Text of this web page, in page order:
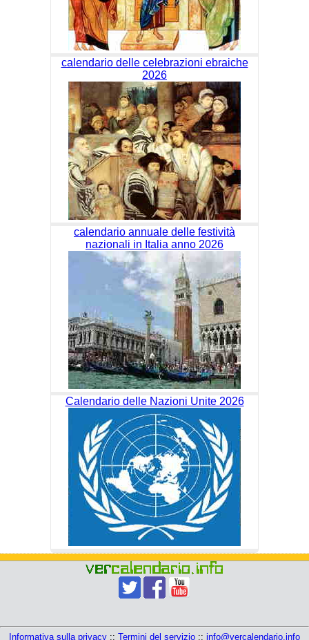
calendario delle celebrazioni ebraiche
2026
calendario annuale delle festività
nazionali in Italia anno 2026
Calendario delle Nazioni Unite 2026
Informativa sulla privacy :: Termini del servizio :: info@vercalendario.info